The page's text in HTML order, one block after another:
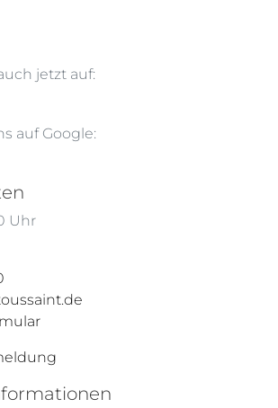
jetzt auf:
auf Google:
Uhr